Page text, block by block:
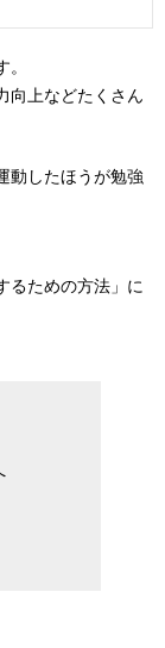
向上などたくさん
動したほうが勉強
るための方法」に